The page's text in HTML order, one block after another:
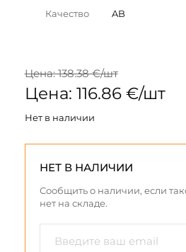
Качество AB
Цена: 138.38 €/шт
Цена: 116.86 €/шт
Нет в наличии
НЕТ В НАЛИЧИИ
Сообщить о наличии, если
нет на складе.